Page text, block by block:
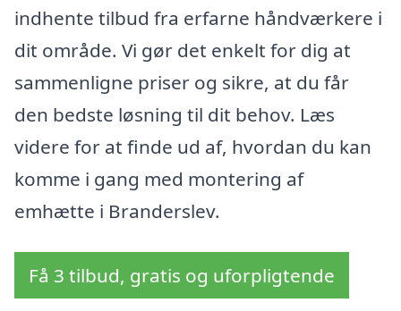
indhente tilbud fra erfarne håndværkere i
dit område. Vi gør det enkelt for dig at
sammenligne priser og sikre, at du får
den bedste løsning til dit behov. Læs
videre for at finde ud af, hvordan du kan
komme i gang med montering af
emhætte i Branderslev.
Få 3 tilbud, gratis og uforpligtende